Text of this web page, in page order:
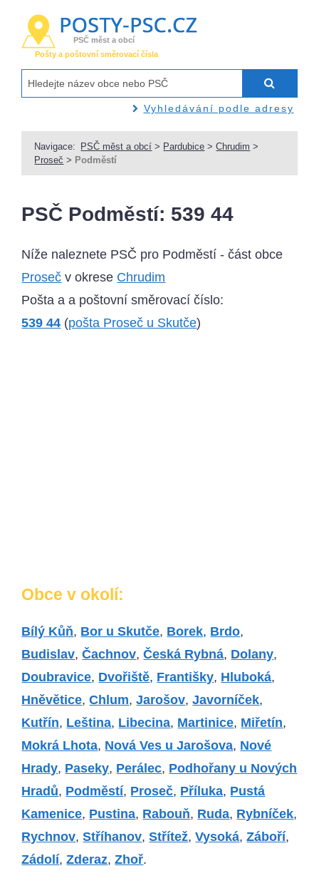
PSČ měst a obcí
Pošty a poštovní směrovací čísla
Vyhledávání podle adresy
Navigace: PSČ měst a obcí > Pardubice >Chrudim >
Proseč > Podměstí
PSČ Podměstí: 539 44
Níže naleznete PSČ pro Podměstí - část obce
Proseč v okrese Chrudim
Pošta a a poštovní směrovací číslo:
539 44 (pošta Proseč u Skutče)
Obce v okolí:
Bílý Kůň, Bor u Skutče, Borek, Brdo,
Budislav,Čachnov,Česká Rybná, Dolany,
Doubravice, Dvořiště, Františky, Hluboká,
Hněvětice,Chlum,Jarošov,Javorníček,
Kutřín, Leština, Libecina, Martinice, Miřetín,
Mokrá Lhota, Nová Ves u Jarošova, Nové
Hrady, Paseky, Perálec, Podhořany u Nových
Hradů, Podměstí, Proseč, Příluka, Pustá
Kamenice, Pustina, Rabouň, Ruda, Rybníček,
Rychnov,Stříhanov,Střítež,Vysoká,Záboří,
Zádolí,Zderaz,Zhoř.